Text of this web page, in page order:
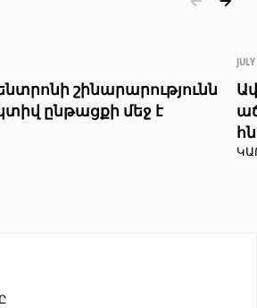
շինարարությունն
ընթացքի մեջ է